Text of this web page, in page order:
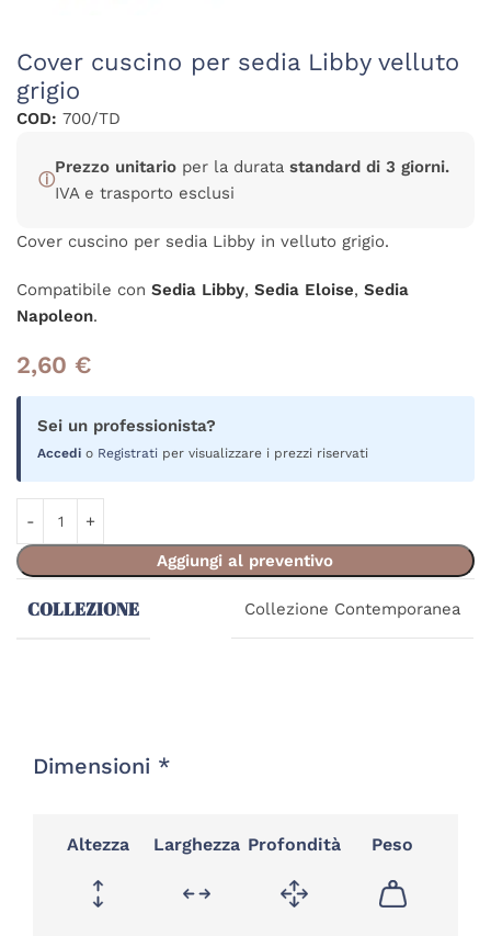
Cover cuscino per sedia Libby velluto
grigio
COD: 700/TD
ⓘ
Prezzo unitario per la durata standard di 3 giorni.
IVA e trasporto esclusi
Cover cuscino per sedia Libby in velluto grigio.
Compatibile con Sedia Libby, Sedia Eloise, Sedia
Napoleon.
2,60 €
Sei un professionista?
Accedi o Registrati per visualizzare i prezzi riservati
Aggiungi al preventivo
COLLEZIONE Collezione Contemporanea
Dimensioni *
Altezza Larghezza Profondità Peso